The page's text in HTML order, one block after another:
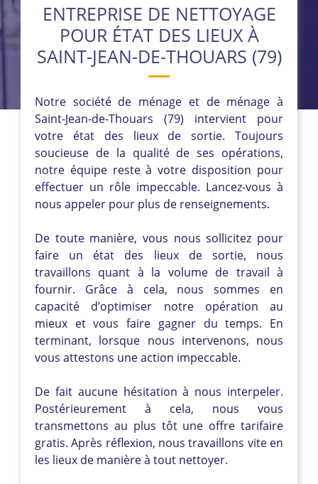
ENTREPRISE DE NETTOYAGE
POUR ÉTAT DES LIEUX À
SAINT-JEAN-DE-THOUARS (79)
Notre société de ménage et de ménage à
Saint-Jean-de-Thouars (79) intervient pour
votre état des lieux de sortie. Toujours
soucieuse de la qualité de ses opérations,
notre équipe reste à votre disposition pour
effectuer un rôle impeccable. Lancez-vous à
nous appeler pour plus de renseignements.
De toute manière, vous nous sollicitez pour
faire un état des lieux de sortie, nous
travaillons quant à la volume de travail à
fournir. Grâce à cela, nous sommes en
capacité d’optimiser notre opération au
mieux et vous faire gagner du temps. En
terminant, lorsque nous intervenons, nous
vous attestons une action impeccable.
De fait aucune hésitation à nous interpeler.
Postérieurement à cela, nous vous
transmettons au plus tôt une offre tarifaire
gratis. Après réflexion, nous travaillons vite en
les lieux de manière à tout nettoyer.